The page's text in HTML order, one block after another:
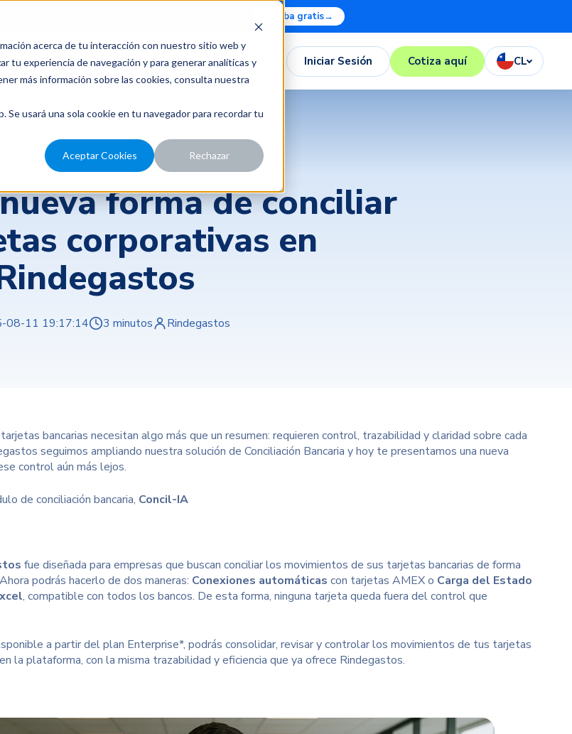
acerca de tu interacción con nuestro sitio web y
tu experiencia de navegación y para generar analíticas y
más información sobre las cookies, consulta nuestra
usará una sola cookie en tu navegador para recordar tu
Aceptar Cookies Rechazar
Prueba gratis→
Recursos Iniciar Sesión Cotiza aquí CL
Gestión de gastos y control financiero
forma de conciliar
corporativas en
08-11 19:17:14 3 minutos Rindegastos
bancarias necesitan algo más que un resumen: requieren control, trazabilidad y claridad sobre cada
seguimos ampliando nuestra solución de Conciliación Bancaria y hoy te presentamos una nueva
control aún más lejos.
de conciliación bancaria, Concil-IA
fue diseñada para empresas que buscan conciliar los movimientos de sus tarjetas bancarias de forma
podrás hacerlo de dos maneras: Conexiones automáticas con tarjetas AMEX o Carga del Estado
, compatible con todos los bancos. De esta forma, ninguna tarjeta queda fuera del control que
a partir del plan Enterprise*, podrás consolidar, revisar y controlar los movimientos de tus tarjetas
la plataforma, con la misma trazabilidad y eficiencia que ya ofrece Rindegastos.